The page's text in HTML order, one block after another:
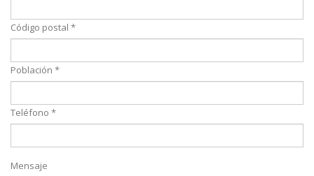
Código postal *
Población *
Teléfono *
Mensaje